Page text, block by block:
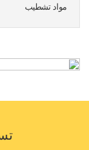
مواد تشطيب